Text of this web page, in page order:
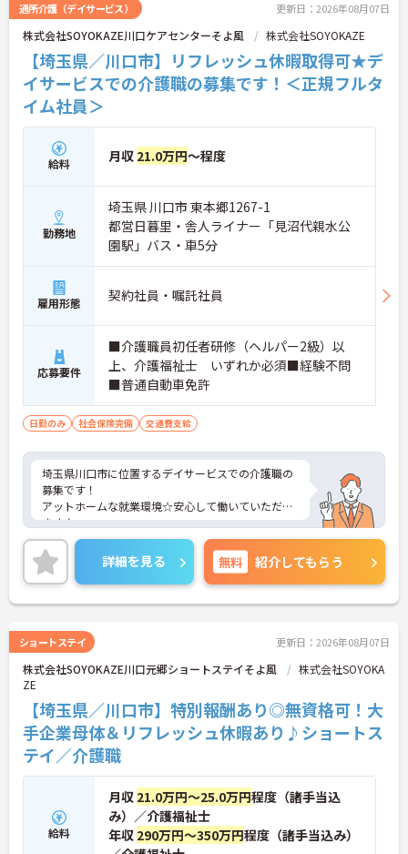
通所介護（デイサービス） 更新日：2026年08月07日
株式会社SOYOKAZE川口ケアセンターそよ風 株式会社SOYOKAZE
【埼玉県／川口市】リフレッシュ休暇取得可★デ
イサービスでの介護職の募集です！＜正規フルタ
イム社員＞
給料 月収 21.0万円～程度
勤務地
埼玉県 川口市 東本郷1267-1
都営日暮里・舎人ライナー「見沼代親水公
園駅」バス・車5分
雇用形態 契約社員・嘱託社員
応募要件
■介護職員初任者研修（ヘルパー2級）以
上、介護福祉士 いずれか必須■経験不問
■普通自動車免許
日勤のみ 社会保険完備 交通費支給
埼玉県川口市に位置するデイサービスでの介護職の
募集です！
アットホームな就業環境☆安心して働いていただけ
ます♪
ご興味ある方には、面接対策ポイントなど、さらに
詳細をお話しいたしますのでお気軽にご相談くださ
い。
詳細を見る 無料 紹介してもらう
ショートステイ 更新日：2026年08月07日
株式会社SOYOKAZE川口元郷ショートステイそよ風
株式会社SOYOKA
ZE
【埼玉県／川口市】特別報酬あり◎無資格可！大
手企業母体＆リフレッシュ休暇あり♪ショートス
テイ／介護職
給料
月収 21.0万円～25.0万円程度（諸手当込
み）／介護福祉士
年収 290万円～350万円程度（諸手当込み）